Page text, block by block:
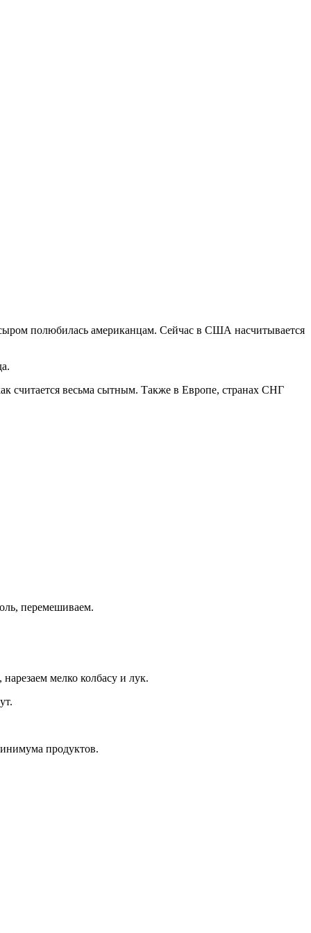
полюбилась американцам. Сейчас в США насчитывается
считается весьма сытным. Также в Европе, странах СНГ
перемешиваем.
мелко колбасу и лук.
продуктов.